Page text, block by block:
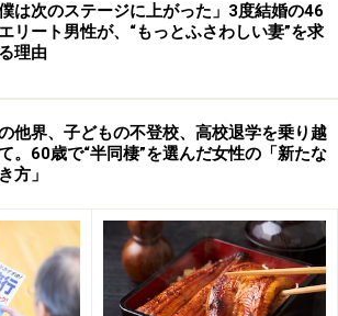
母、両親、弟がふたりいて、住み込み
いました。小さな会社ですから通って
ても、義父が倒れたことは大きなでき
社長としては頼りない。義母はあたふ
にかく仕事は夫に任せるしかなかった
族のめんどうは私が見るしかなくなり
僕は次のステージに上がった」3度結婚の46
リート男性が、“もっとふさわしい妻”を求
理由
他界、子どもの不登校、高校退学を乗り越
。60歳で“半同棲”を選んだ女性の「新たな
方」